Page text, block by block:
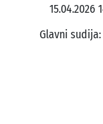
15.04.2026
Glavni sudija: